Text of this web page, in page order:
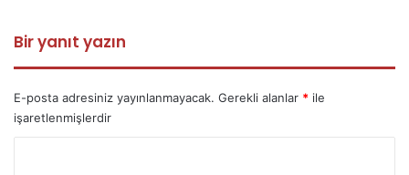
Bir yanıt yazın
E-posta adresiniz yayınlanmayacak. Gerekli alanlar * ile
işaretlenmişlerdir